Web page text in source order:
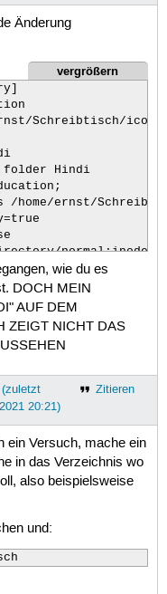
Änderung
vergrößern
Schreibtisch/ico/
folder Hindi
/home/ernst/
directory/normal;inode/
wie du es
DOCH MEIN
AUF DEM
ZEIGT NICHT DAS
Zitieren
20:21)
ein Versuch, mache ein
in das Verzeichnis wo
also beispielsweise
und: